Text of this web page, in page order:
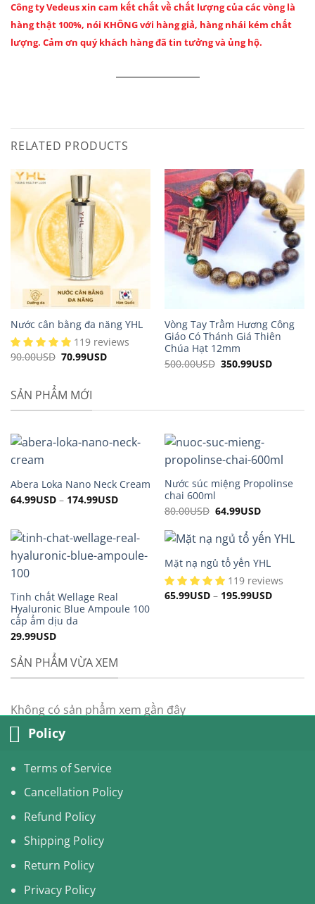
Công ty Vedeus xin cam kết chất về chất lượng của các vòng là
hàng thật 100%, nói KHÔNG với hàng giả, hàng nhái kém chất
lượng. Cảm ơn quý khách hàng đã tin tưởng và ủng hộ.
RELATED PRODUCTS
Nước cân bằng đa năng YHL
119 reviews
90.00USD Original
70.99USDCurrent
Vòng Tay Trầm Hương Công
Giáo Có Thánh Giá Thiên
Chúa Hạt 12mm
500.00USD Original
350.99USDCurrent
SẢN PHẨM MỚI
Abera Loka Nano Neck Cream
64.99USD– 174.99USD
Nước súc miệng Propolinse
chai 600ml
80.00USD Original
80.00USD.
64.99USDCurrent
is:
64.99USD.
Tinh chất Wellage Real
Hyaluronic Blue Ampoule 100
cấp ẩm dịu da
29.99USD
Mặt nạ ngủ tổ yến YHL
119 reviews
65.99USD– 195.99USD
SẢN PHẨM VỪA XEM
Không có sản phẩm xem gần đây
Policy
Terms of Service
Cancellation Policy
Refund Policy
Shipping Policy
Return Policy
Privacy Policy